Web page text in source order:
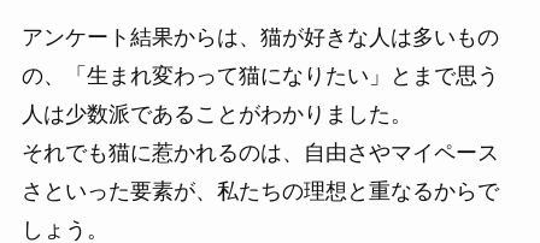
アンケート結果からは、猫が好きな人は多いもの
の、「生まれ変わって猫になりたい」とまで思う
人は少数派であることがわかりました。
それでも猫に惹かれるのは、自由さやマイペース
さといった要素が、私たちの理想と重なるからで
しょう。